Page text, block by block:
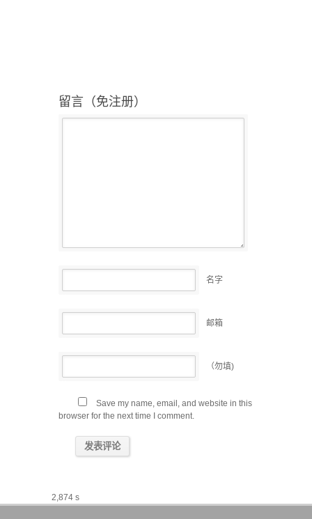
留言（免注册）
名字
邮箱
（勿填)
Save my name, email, and website in this
browser for the next time I comment.
2,874 s